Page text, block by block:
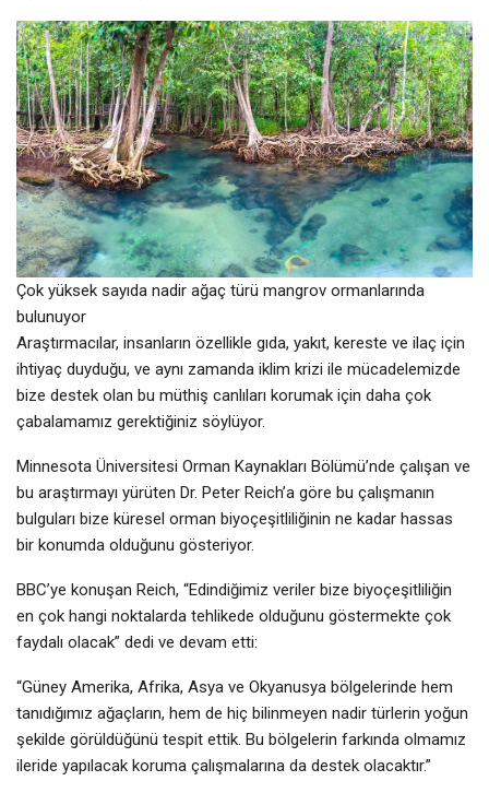
Çok yüksek sayıda nadir ağaç türü mangrov ormanlarında
bulunuyor
Araştırmacılar, insanların özellikle gıda, yakıt, kereste ve ilaç için
ihtiyaç duyduğu, ve aynı zamanda iklim krizi ile mücadelemizde
bize destek olan bu müthiş canlıları korumak için daha çok
çabalamamız gerektiğiniz söylüyor.
Minnesota Üniversitesi Orman Kaynakları Bölümü’nde çalışan ve
bu araştırmayı yürüten Dr. Peter Reich’a göre bu çalışmanın
bulguları bize küresel orman biyoçeşitliliğinin ne kadar hassas
bir konumda olduğunu gösteriyor.
BBC’ye konuşan Reich, “Edindiğimiz veriler bize biyoçeşitliliğin
en çok hangi noktalarda tehlikede olduğunu göstermekte çok
faydalı olacak” dedi ve devam etti:
“Güney Amerika, Afrika, Asya ve Okyanusya bölgelerinde hem
tanıdığımız ağaçların, hem de hiç bilinmeyen nadir türlerin yoğun
şekilde görüldüğünü tespit ettik. Bu bölgelerin farkında olmamız
ileride yapılacak koruma çalışmalarına da destek olacaktır.”